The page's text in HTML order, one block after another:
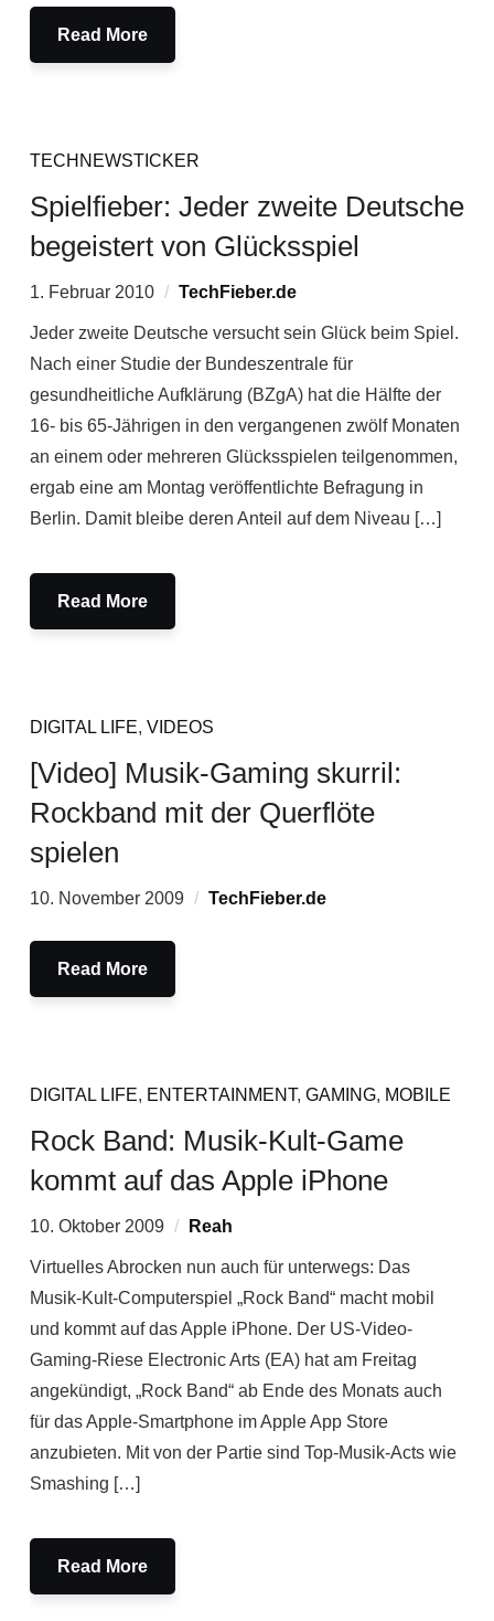
Read More
TECHNEWSTICKER
Spielfieber: Jeder zweite Deutsche
begeistert von Glücksspiel
1. Februar 2010 TechFieber.de
Jeder zweite Deutsche versucht sein Glück beim Spiel.
Nach einer Studie der Bundeszentrale für
gesundheitliche Aufklärung (BZgA) hat die Hälfte der
16- bis 65-Jährigen in den vergangenen zwölf Monaten
an einem oder mehreren Glücksspielen teilgenommen,
ergab eine am Montag veröffentlichte Befragung in
Berlin. Damit bleibe deren Anteil auf dem Niveau […]
Read More
DIGITAL LIFE, VIDEOS
[Video] Musik-Gaming skurril:
Rockband mit der Querflöte
spielen
10. November 2009 TechFieber.de
Read More
DIGITAL LIFE, ENTERTAINMENT, GAMING, MOBILE
Rock Band: Musik-Kult-Game
kommt auf das Apple iPhone
10. Oktober 2009 Reah
Virtuelles Abrocken nun auch für unterwegs: Das
Musik-Kult-Computerspiel „Rock Band“ macht mobil
und kommt auf das Apple iPhone. Der US-Video-
Gaming-Riese Electronic Arts (EA) hat am Freitag
angekündigt, „Rock Band“ ab Ende des Monats auch
für das Apple-Smartphone im Apple App Store
anzubieten. Mit von der Partie sind Top-Musik-Acts wie
Smashing […]
Read More